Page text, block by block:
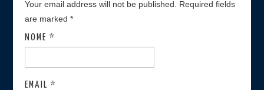
Your email address will not be published. Required fields
are marked*
NOME*
EMAIL*